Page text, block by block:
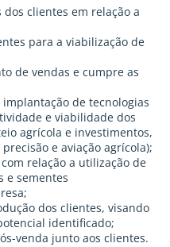
clientes em relação a
para a viabilização de
de vendas e cumpre as
de tecnologias
e viabilidade dos
agrícola e investimentos,
e aviação agrícola);
relação a utilização de
e sementes
dos clientes, visando
identificado;
venda junto aos clientes.